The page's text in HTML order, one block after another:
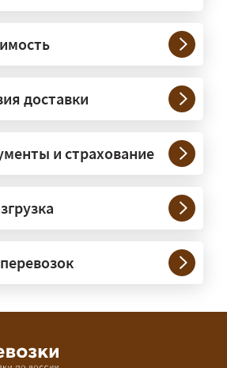
от 100 кг до 20 тонн.
едут догрузом,
отдельной машиной.
30–90 т организуем
партнёров.
перевозках по всей
100 км). Груз едет от
на одной машине,
и Крым берём грузы от
доставки
и страхование